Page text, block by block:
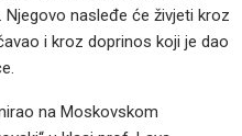
nasleđe će živjeti kroz
i kroz doprinos koji je dao
na Moskovskom